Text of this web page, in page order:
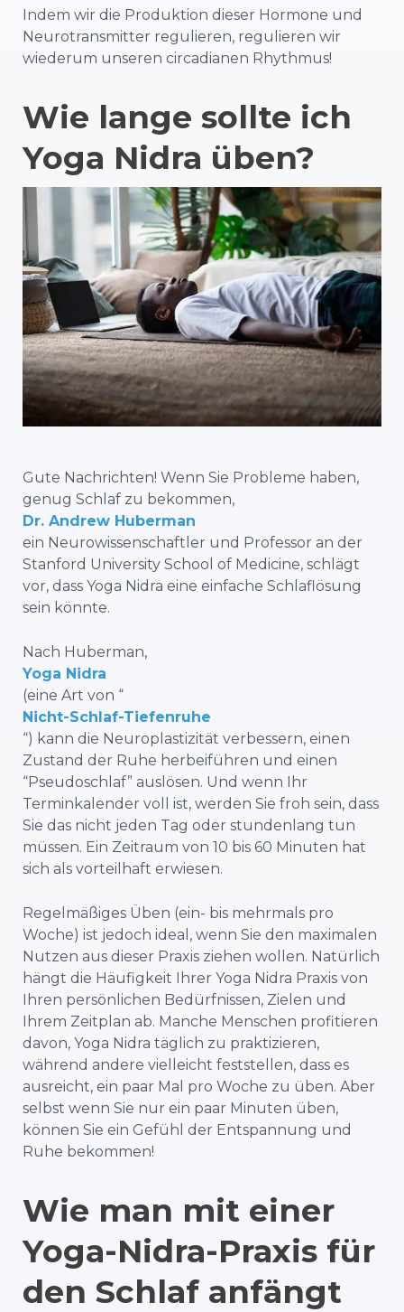
Indem wir die Produktion dieser Hormone und
Neurotransmitter regulieren, regulieren wir
wiederum unseren circadianen Rhythmus!
Wie lange sollte ich
Yoga Nidra üben?
Gute Nachrichten! Wenn Sie Probleme haben,
genug Schlaf zu bekommen,
Dr. Andrew Huberman
ein Neurowissenschaftler und Professor an der
Stanford University School of Medicine, schlägt
vor, dass Yoga Nidra eine einfache Schlaflösung
sein könnte.
Nach Huberman,
Yoga Nidra
(eine Art von “
Nicht-Schlaf-Tiefenruhe
“) kann die Neuroplastizität verbessern, einen
Zustand der Ruhe herbeiführen und einen
“Pseudoschlaf” auslösen. Und wenn Ihr
Terminkalender voll ist, werden Sie froh sein, dass
Sie das nicht jeden Tag oder stundenlang tun
müssen. Ein Zeitraum von 10 bis 60 Minuten hat
sich als vorteilhaft erwiesen.
Regelmäßiges Üben (ein- bis mehrmals pro
Woche) ist jedoch ideal, wenn Sie den maximalen
Nutzen aus dieser Praxis ziehen wollen. Natürlich
hängt die Häufigkeit Ihrer Yoga Nidra Praxis von
Ihren persönlichen Bedürfnissen, Zielen und
Ihrem Zeitplan ab. Manche Menschen profitieren
davon, Yoga Nidra täglich zu praktizieren,
während andere vielleicht feststellen, dass es
ausreicht, ein paar Mal pro Woche zu üben. Aber
selbst wenn Sie nur ein paar Minuten üben,
können Sie ein Gefühl der Entspannung und
Ruhe bekommen!
Wie man mit einer
Yoga-Nidra-Praxis für
den Schlaf anfängt